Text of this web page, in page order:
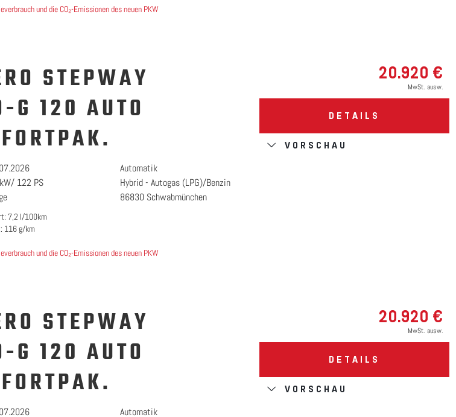
und die CO₂-Emissionen des neuen PKW
STEPWAY
G 120 AUTO
122 PS
Automatik
Hybrid - Autogas (LPG)/Benzin
86830 Schwabmünchen
7,2 l/100km
116 g/km
und die CO₂-Emissionen des neuen PKW
20.920 €
MwSt. ausw.
DETAILS
VORSCHAU
STEPWAY
G 120 AUTO
Automatik
20.920 €
MwSt. ausw.
DETAILS
VORSCHAU